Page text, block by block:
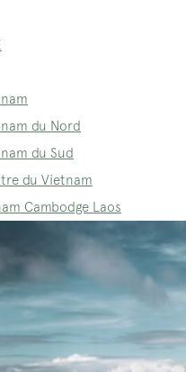
du Nord
du Sud
du Vietnam
Cambodge Laos